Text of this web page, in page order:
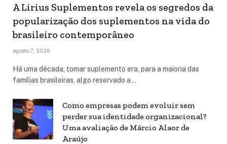
A Lirius Suplementos revela os segredos da
popularização dos suplementos na vida do
brasileiro contemporâneo
agosto 7, 2026
Há uma década, tomar suplemento era, para a maioria das
famílias brasileiras, algo reservado a…
Como empresas podem evoluir sem
perder sua identidade organizacional?
Uma avaliação de Márcio Alaor de
Araújo